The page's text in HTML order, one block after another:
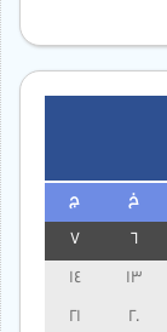
خ ج
13
14
20
21